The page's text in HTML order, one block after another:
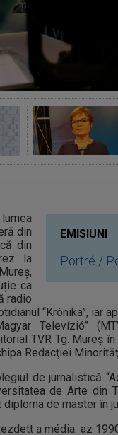
EMISIUNI
Portré /
din
din
la
ca
radio
“Krónika”, iar
Televízió”
TVR Tg. Mureş
Redacţiei
de jurnalistică
de Arte din
de master în
a média: az